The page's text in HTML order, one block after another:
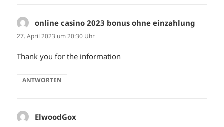
online casino 2023 bonus ohne einzahlung
27. April 2023 um 20:30 Uhr
Thank you for the information
ANTWORTEN
ElwoodGox